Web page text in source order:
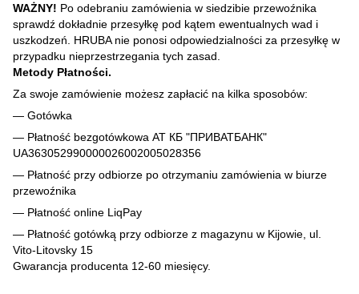
WAŻNY! Po odebraniu zamówienia w siedzibie przewoźnika
sprawdź dokładnie przesyłkę pod kątem ewentualnych wad i
uszkodzeń. HRUBA nie ponosi odpowiedzialności za przesyłkę w
przypadku nieprzestrzegania tych zasad.
Metody Płatności.
Za swoje zamówienie możesz zapłacić na kilka sposobów:
— Gotówka
— Płatność bezgotówkowa АТ КБ "ПРИВАТБАНК"
UA363052990000026002005028356
— Płatność przy odbiorze po otrzymaniu zamówienia w biurze
przewoźnika
— Płatność online LiqPay
— Płatność gotówką przy odbiorze z magazynu w Kijowie, ul.
Vito-Litovsky 15
Gwarancja producenta 12-60 miesięcy.